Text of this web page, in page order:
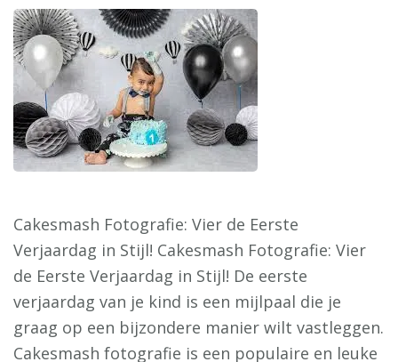
Cakesmash Fotografie: Vier de Eerste
Verjaardag in Stijl! Cakesmash Fotografie: Vier
de Eerste Verjaardag in Stijl! De eerste
verjaardag van je kind is een mijlpaal die je
graag op een bijzondere manier wilt vastleggen.
Cakesmash fotografie is een populaire en leuke